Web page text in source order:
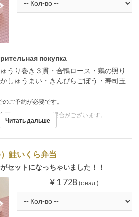
покупка
うり巻き３貫・合鴨ロース・鶏の照り
しゅうまい・きんぴらごぼう・寿司玉
ご予約が必要です。
更させていただく場合がございます。
』を注文下さい。
Читать дальше
鮭いくら弁当
セットになっちゃいました！！
¥ 1 728 (с нал.)